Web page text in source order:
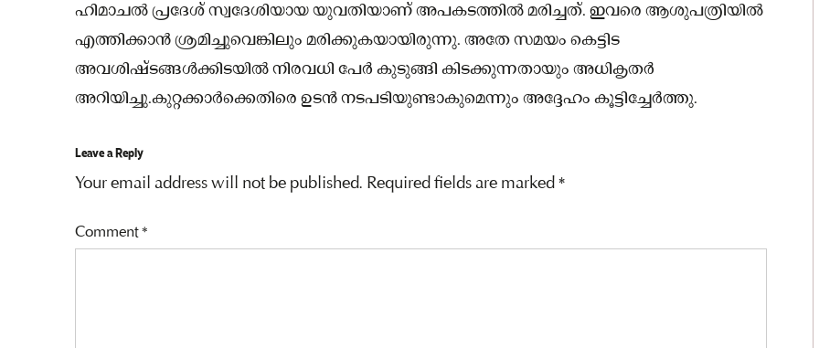
ഹിമാചൽ പ്രദേശ് സ്വദേശിയായ യുവതിയാണ് അപകടത്തിൽ മരിച്ചത്. ഇവരെ ആശുപത്രിയിൽ
എത്തിക്കാൻ ശ്രമിച്ചുവെങ്കിലും മരിക്കുകയായിരുന്നു. അതേ സമയം കെട്ടിട
അവശിഷ്ടങ്ങൾക്കിടയിൽ നിരവധി പേർ കുടുങ്ങി കിടക്കുന്നതായും അധികൃതർ
അറിയിച്ചു.കുറ്റക്കാർക്കെതിരെ ഉടൻ നടപടിയുണ്ടാകുമെന്നും അദ്ദേഹം കൂട്ടിച്ചേർത്തു.
Leave a Reply
Your email address will not be published. Required fields are marked*
Comment*